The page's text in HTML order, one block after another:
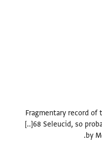
Fragmentary record
[..]68 Seleucid, so
by